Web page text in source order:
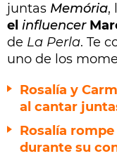
juntas Memória,
el influencer
de La Perla. Te
uno de los
Rosalía y
al cantar
Rosalía
durante su